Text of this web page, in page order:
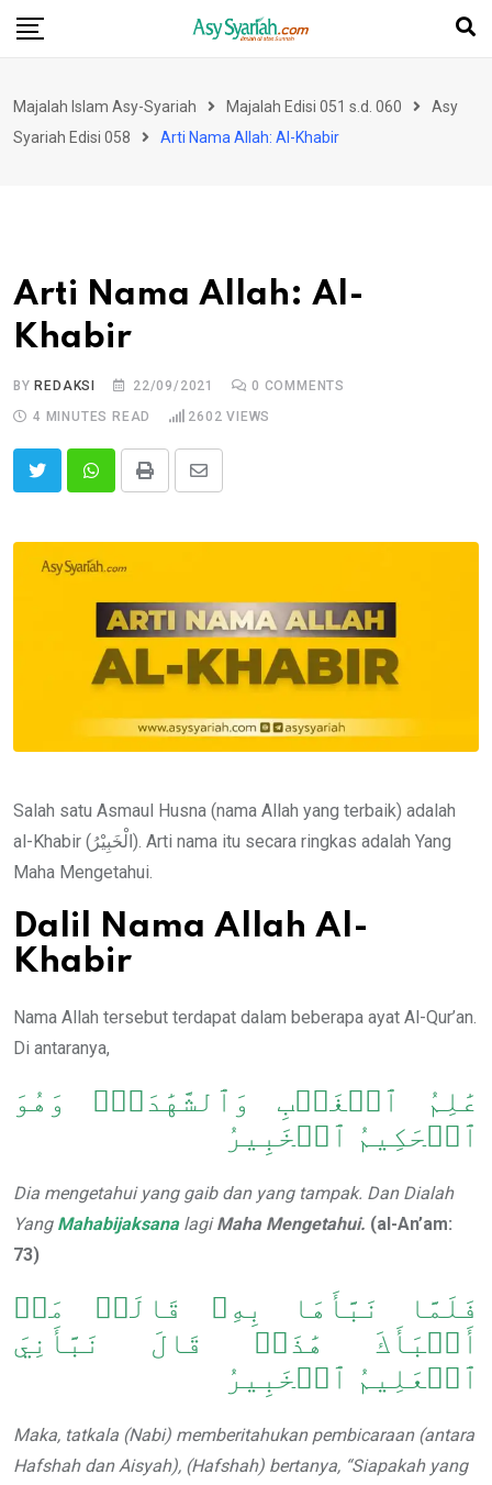
Skip
Majalah Islam Asy-Syariah Majalah Edisi 051 s.d. 060
Asy
Syariah Edisi 058
Arti Nama Allah: Al-Khabir
Arti Nama Allah: Al-
Khabir
BYREDAKSI 22/09/2021 0 COMMENTS
4 MINUTES READ
2602 VIEWS
Print
Share
Email
Salah satu Asmaul Husna (nama Allah yang terbaik) adalah
al-Khabir (الْخَبِيْرُ). Arti nama itu secara ringkas adalah Yang
Maha Mengetahui.
Dalil Nama Allah Al-
Khabir
Nama Allah tersebut terdapat dalam beberapa ayat Al-Qur’an.
Di antaranya,
عَٰلِمُ ٱلۡغَيۡبِ وَٱلشَّهَٰدَةِۚ وَهُوَ
ٱلۡحَكِيمُ ٱلۡخَبِيرُ
Dia mengetahui yang gaib dan yang tampak. Dan Dialah
Yang MahabijaksanalagiMaha Mengetahui. (al-An’am:
73)
فَلَمَّا نَبَّأَهَا بِهِۦ قَالَتۡ مَنۡ
أَنۢبَأَكَ هَٰذَاۖ قَالَ نَبَّأَنِيَ
ٱلۡعَلِيمُ ٱلۡخَبِيرُ
Maka, tatkala (Nabi) memberitahukan pembicaraan (antara
Hafshah dan Aisyah), (Hafshah) bertanya, “Siapakah yang